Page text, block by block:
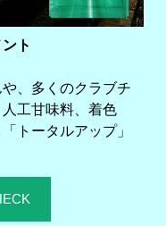
ト
、多くのクラブチ
工甘味料、着色
トータルアップ」